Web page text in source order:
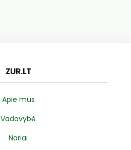
ZUR.LT
Apie mus
Vadovybė
Nariai